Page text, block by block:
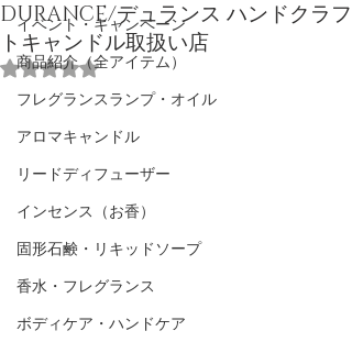
イベント・キャンペーン
商品紹介（全アイテム）
フレグランスランプ・オイル
アロマキャンドル
リードディフューザー
インセンス（お香）
固形石鹸・リキッドソープ
香水・フレグランス
ボディケア・ハンドケア
DURANCE/デュランス ハンドクラフ
トキャンドル取扱い店
5つ星のうちNaNと評価されています。